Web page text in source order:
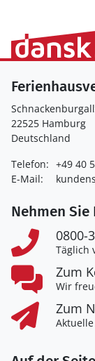
22525 Hamburg
Deutschland
Telefon: +49 40
E-Mail:
Nehmen
0800-
Täglich
Zum
Wir
Zum